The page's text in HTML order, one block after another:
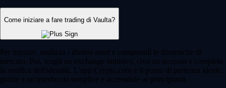
Come iniziare a fare trading di Vaulta?
Per iniziare, analizza i diversi asset e comprendi le dinamiche di
mercato. Poi, scegli un exchange intuitivo, crea un account e completa
la verifica dell'identità. L'app Crypto.com è il punto di partenza ideale,
grazie a un'interfaccia semplice e accessibile ai principianti.